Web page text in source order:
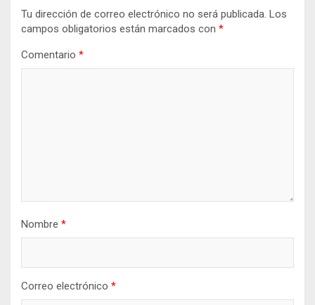
Tu dirección de correo electrónico no será publicada. Los
campos obligatorios están marcados con *
Comentario *
Nombre *
Correo electrónico *